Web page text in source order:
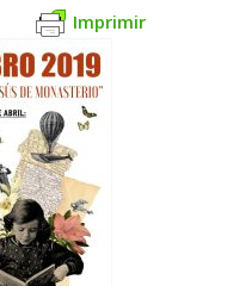
Imprimir